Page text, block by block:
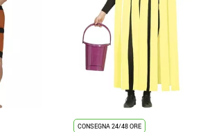
CONSEGNA 24/48 ORE